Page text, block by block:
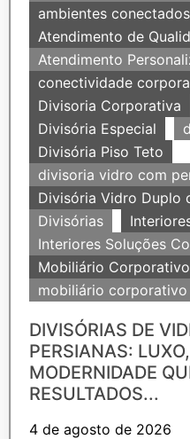
ambientes conectados
Atendimento de
Atendimento
conectividade
Divisoria Corporativa
Divisória Especial
Divisória Piso Teto
divisoria vidro com
Divisória Vidro Duplo
Divisórias
Interiores Soluções
Mobiliário Corporativo
mobiliário
DIVISÓRIAS DE
PERSIANAS:
MODERNIDADE
RESULTADOS...
4 de agosto de 2026